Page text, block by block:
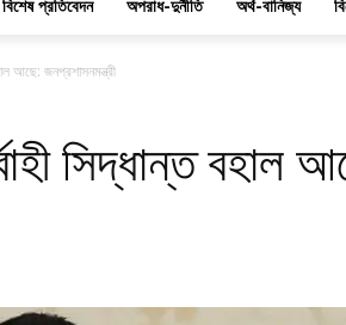
বিশেষ প্রতিবেদন অপরাধ-দুর্নীতি অর্থ-বানিজ্য
আছে: জনপ্রশাসনমন্ত্রী
সিদ্ধান্ত বহাল